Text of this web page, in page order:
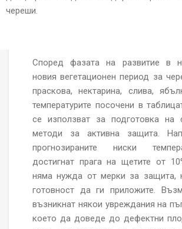
череши.
Според фазата на развитие в
новия вегетационен период за
праскова, нектарина, слива,
температурите посочени в
се използват за подготовка на
методи за активна защита.
прогнозираните ниски
достигнат прага на щетите от
няма нужда от мерки за защита,
готовност да ги приложите.
възникнат някои увреждания на
което да доведе до дефектни